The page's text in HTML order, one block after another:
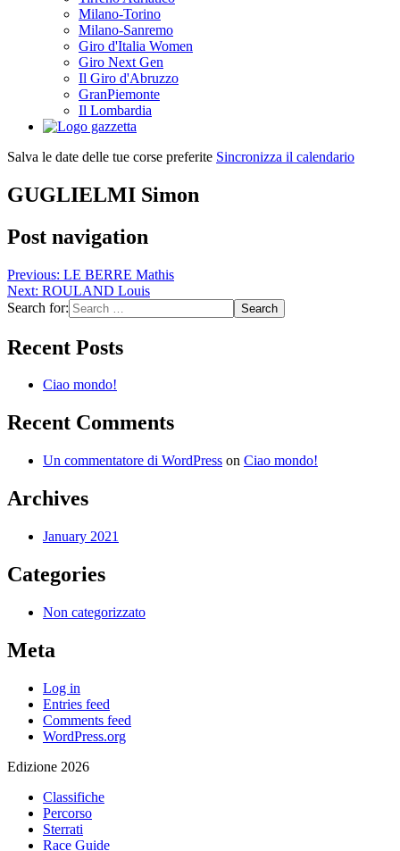
Milano-Torino
Milano-Sanremo
Giro d'Italia Women
Giro Next Gen
Il Giro d'Abruzzo
GranPiemonte
Il Lombardia
Salva le date delle tue corse preferite Sincronizza il calendario
GUGLIELMI Simon
Post navigation
Previous: LE BERRE Mathis
Next: ROULAND Louis
Search for:
Recent Posts
Ciao mondo!
Recent Comments
Un commentatore di WordPress on Ciao mondo!
Archives
January 2021
Categories
Non categorizzato
Meta
Log in
Entries feed
Comments feed
WordPress.org
Edizione 2026
Classifiche
Percorso
Sterrati
Race Guide